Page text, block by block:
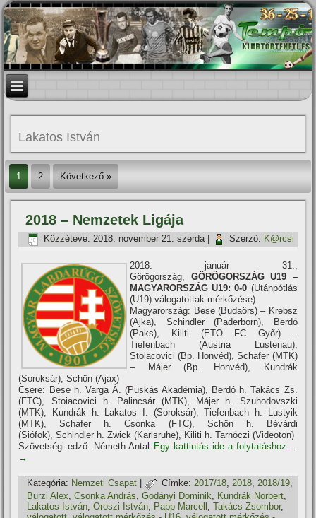
Lakatos István
1 2 Következő »
2018 – Nemzetek Ligája
Közzétéve: 2018. november 21. szerda| Szerző: K@rcsi
2018. január 31.,
Görögország, GÖRÖGORSZÁG U19 –
MAGYARORSZÁG U19: 0-0 (Utánpótlás
(U19) válogatottak mérkőzése)
Magyarország: Bese (Budaörs) – Krebsz
(Ajka), Schindler (Paderborn), Berdó
(Paks), Kiliti (ETO FC Győr) –
Tiefenbach (Austria Lustenau),
Stoiacovici (Bp. Honvéd), Schafer (MTK)
– Májer (Bp. Honvéd), Kundrák
(Soroksár), Schön (Ajax)
Csere: Bese h. Varga Á. (Puskás Akadémia), Berdó h. Takács Zs.
(FTC), Stoiacovici h. Palincsár (MTK), Májer h. Szuhodovszki
(MTK), Kundrák h. Lakatos I. (Soroksár), Tiefenbach h. Lustyik
(MTK), Schafer h. Csonka (FTC), Schön h. Bévárdi
(Siófok), Schindler h. Zwick (Karlsruhe), Kiliti h. Tarnóczi (Videoton)
Szövetségi edző: Németh Antal
Egy kattintás ide a folytatáshoz....
→
Kategória: Nemzeti Csapat | Címke: 2017/18,2018,2018/19,
Burzi Alex,Csonka András,Godányi Dominik, Kundrák Norbert,
Lakatos István,Oroszi István, Papp Marcell ,Takács Zsombor,